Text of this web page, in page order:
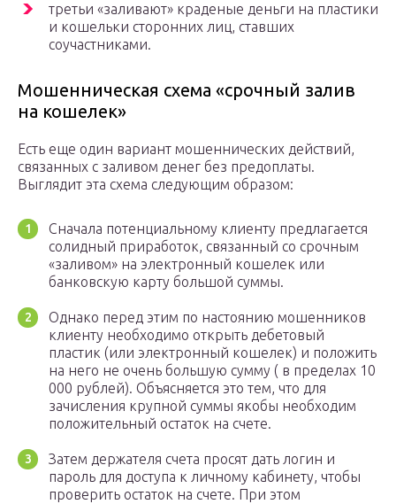
третьи «заливают» краденые деньги на пластики
и кошельки сторонних лиц, ставших
соучастниками.
Мошенническая схема «срочный залив
на кошелек»
Есть еще один вариант мошеннических действий,
связанных с заливом денег без предоплаты.
Выглядит эта схема следующим образом:
Сначала потенциальному клиенту предлагается
солидный приработок, связанный со срочным
«заливом» на электронный кошелек или
банковскую карту большой суммы.
Однако перед этим по настоянию мошенников
клиенту необходимо открыть дебетовый
пластик (или электронный кошелек) и положить
на него не очень большую сумму ( в пределах 10
000 рублей). Объясняется это тем, что для
зачисления крупной суммы якобы необходим
положительный остаток на счете.
Затем держателя счета просят дать логин и
пароль для доступа к личному кабинету, чтобы
проверить остаток на счете. При этом